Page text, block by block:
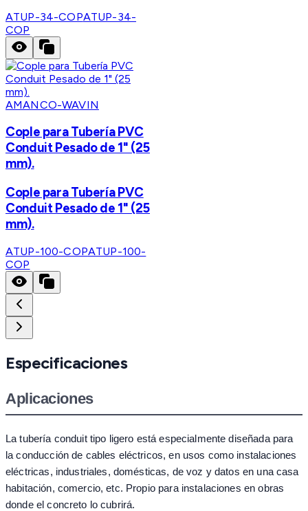
ATUP-34-COPATUP-34-
COP
AMANCO-WAVIN
Cople para Tubería PVC
Conduit Pesado de 1" (25
mm).
Cople para Tubería PVC
Conduit Pesado de 1" (25
mm).
ATUP-100-COPATUP-100-
COP
Especificaciones
Aplicaciones
La tubería conduit tipo ligero está especialmente diseñada para
la conducción de cables eléctricos, en usos como instalaciones
eléctricas, industriales, domésticas, de voz y datos en una casa
habitación, comercio, etc. Propio para instalaciones en obras
donde el concreto lo cubrirá.